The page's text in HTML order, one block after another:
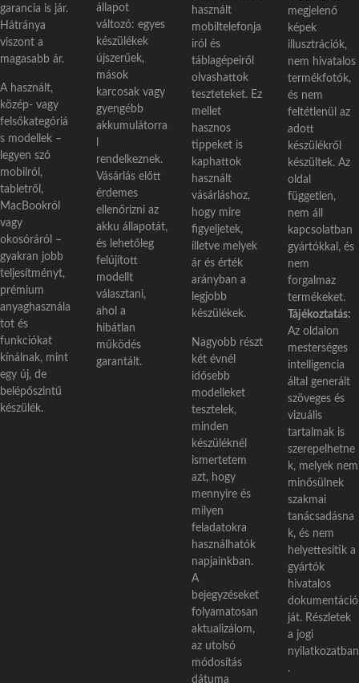
garancia is jár.
Hátránya
viszont a
magasabb ár.
A használt,
közép- vagy
felsőkategóriá
s modellek –
legyen szó
mobilról,
tabletről,
MacBookról
vagy
okosóráról –
gyakran jobb
teljesítményt,
prémium
anyaghasznála
tot és
funkciókat
kínálnak, mint
egy új, de
belépőszintű
készülék.
állapot
változó: egyes
készülékek
újszerűek,
mások
karcosak vagy
gyengébb
akkumulátorra
rendelkeznek.
Vásárlás előtt
érdemes
ellenőrizni az
akku állapotát,
és lehetőleg
felújított
modellt
választani,
ahol a
hibátlan
működés
garantált.
használt
mobiltelefonja
iról és
táblagépeiről
olvashattok
teszteteket. Ez
mellet
hasznos
tippeket is
kaphattok
használt
vásárláshoz,
hogy mire
figyeljetek,
illetve melyek
ár és érték
arányban a
legjobb
készülékek.
Nagyobb részt
két évnél
idősebb
modelleket
tesztelek,
minden
készüléknél
ismertetem
azt, hogy
mennyire és
milyen
feladatokra
használhatók
napjainkban.
A
bejegyzéseket
folyamatosan
aktualizálom,
az utolsó
módosítás
dátuma
megjelenő
képek
illusztrációk,
nem hivatalos
termékfotók,
és nem
feltétlenül az
adott
készülékről
készültek. Az
oldal
független,
nem áll
kapcsolatban
gyártókkal, és
nem
forgalmaz
termékeket.
Tájékoztatás:
Az oldalon
mesterséges
intelligencia
által generált
szöveges és
vizuális
tartalmak is
szerepelhetne
k, melyek nem
minősülnek
szakmai
tanácsadásna
k, és nem
helyettesítik a
gyártók
hivatalos
dokumentáció
ját. Részletek
a jogi
nyilatkozatban
.